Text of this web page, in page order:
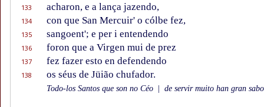
133 acharon, e a lança jazendo,
134 con que San Mercuir' o cólbe fez,
135 sangoent'; e per i entendendo
136 foron que a Virgen mui de prez
137 fez fazer esto en defendendo
138 os séus de Jüião chufador.
Todo-los Santos que son no Céo de servir muito han gran